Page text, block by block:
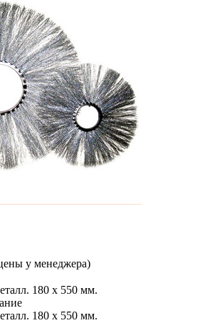
у менеджера)
180 х 550 мм.
180 х 550 мм.